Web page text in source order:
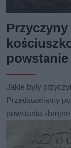
Jakie były
Przedstawiamy
powstania